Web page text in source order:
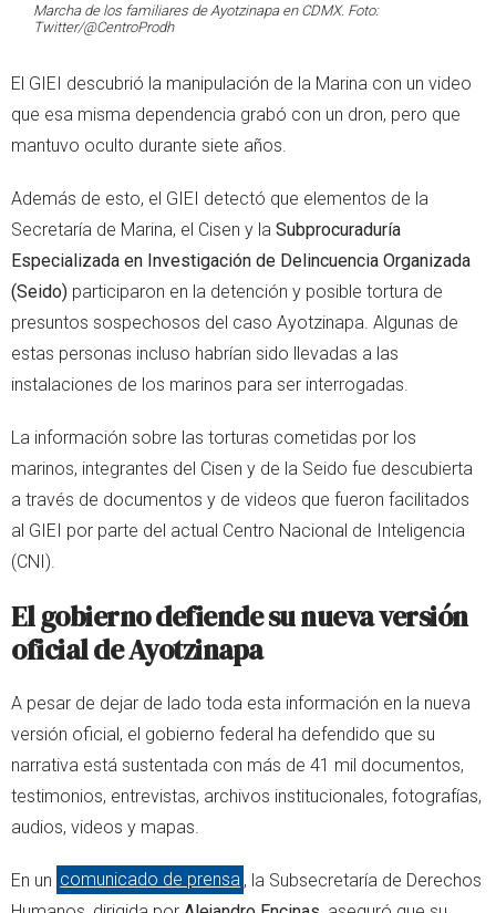
Marcha de los familiares de Ayotzinapa en CDMX. Foto:
Twitter/@CentroProdh
El GIEI descubrió la manipulación de la Marina con un video
que esa misma dependencia grabó con un dron, pero que
mantuvo oculto durante siete años.
Además de esto, el GIEI detectó que elementos de la
Secretaría de Marina, el Cisen y la Subprocuraduría
Especializada en Investigación de Delincuencia Organizada
(Seido) participaron en la detención y posible tortura de
presuntos sospechosos del caso Ayotzinapa. Algunas de
estas personas incluso habrían sido llevadas a las
instalaciones de los marinos para ser interrogadas.
La información sobre las torturas cometidas por los
marinos, integrantes del Cisen y de la Seido fue descubierta
a través de documentos y de videos que fueron facilitados
al GIEI por parte del actual Centro Nacional de Inteligencia
(CNI).
El gobierno defiende su nueva versión
oficial de Ayotzinapa
A pesar de dejar de lado toda esta información en la nueva
versión oficial, el gobierno federal ha defendido que su
narrativa está sustentada con más de 41 mil documentos,
testimonios, entrevistas, archivos institucionales, fotografías,
audios, videos y mapas.
En un comunicado de prensa , la Subsecretaría de Derechos